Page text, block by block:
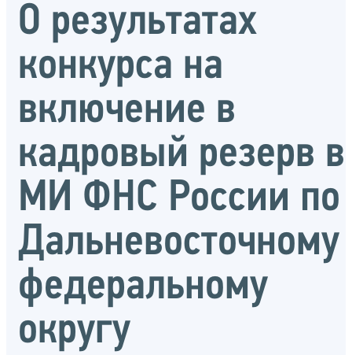
О результатах
конкурса на
включение в
кадровый резерв в
МИ ФНС России по
Дальневосточному
федеральному
округу